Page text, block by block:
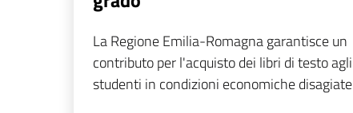
La Regione Emilia-Romagna garantisce un
contributo per l'acquisto dei libri di testo agli
studenti in condizioni economiche disagiate